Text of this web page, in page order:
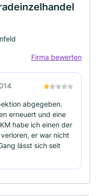
Firma bewerten
abgegeben.
erneuert und eine
habe ich einen der
er war nicht
lässt sich seit